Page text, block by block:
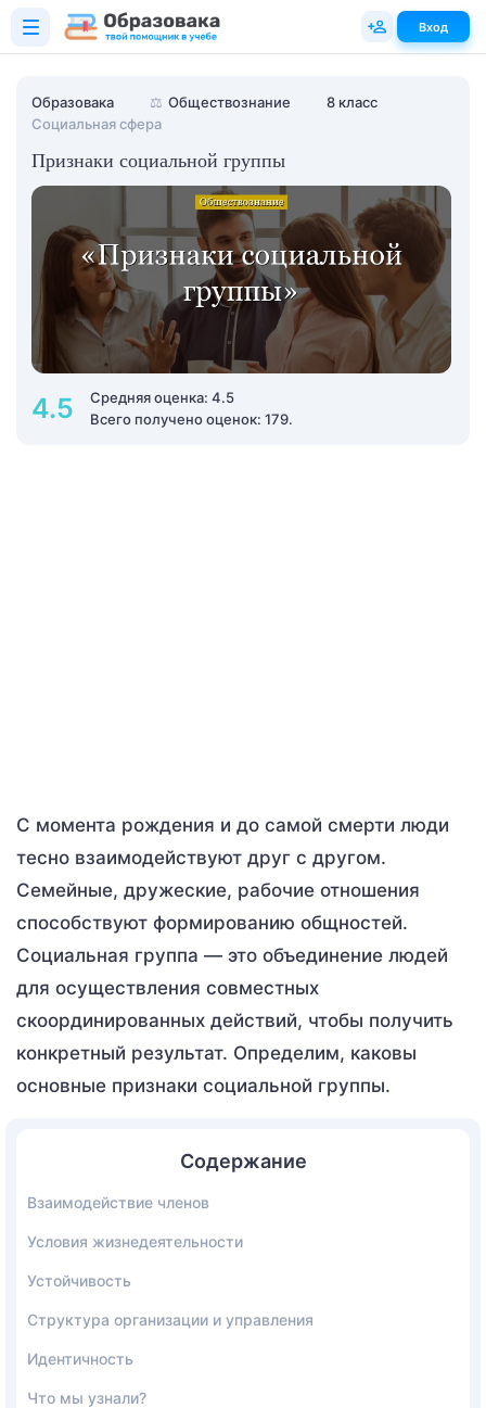
Образовака ⚖️ Обществознание
8 класс
Социальная сфера
Признаки социальной группы
4.5
Средняя оценка: 4.5
Всего получено оценок: 179.
С момента рождения и до самой смерти люди
тесно взаимодействуют друг с другом.
Семейные, дружеские, рабочие отношения
способствуют формированию общностей.
Социальная группа — это объединение людей
для осуществления совместных
скоординированных действий, чтобы получить
конкретный результат. Определим, каковы
основные признаки социальной группы.
Содержание
Взаимодействие членов
Условия жизнедеятельности
Устойчивость
Структура организации и управления
Идентичность
Что мы узнали?
Вход